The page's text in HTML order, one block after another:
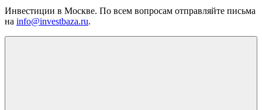
Инвестиции в Москве. По всем вопросам отправляйте письма
на info@investbaza.ru.